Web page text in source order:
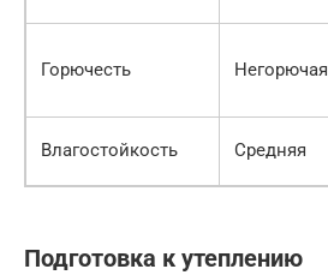
Горючесть Негорючая
Влагостойкость Средняя
Подготовка к утеплению